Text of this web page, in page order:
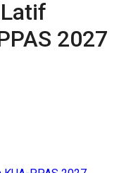
2027